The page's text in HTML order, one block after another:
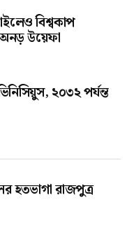
বিশ্বকাপ
অনড় উয়েফা
২০৩২ পর্যন্ত
হতভাগা রাজপুত্র